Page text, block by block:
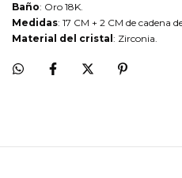
Baño: Oro 18K.
Medidas: 17 CM + 2 CM de cadena
Material del cristal : Zirconia.